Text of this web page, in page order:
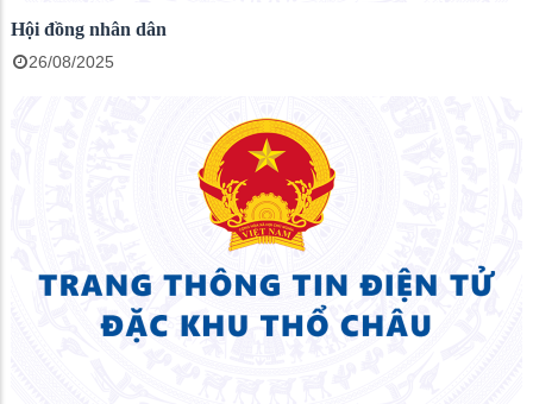
Hội đồng nhân dân
26/08/2025